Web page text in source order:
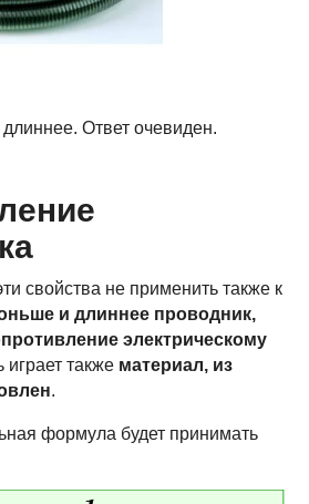
Ответ очевиден.
свойства не применить также к
и длиннее проводник,
электрическому
также материал, из
.
формула будет принимать